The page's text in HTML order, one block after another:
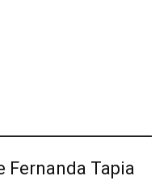
Fernanda Tapia